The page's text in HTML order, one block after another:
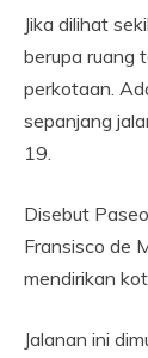
Jika dilihat
berupa ruang
perkotaan.
sepanjang
19.
Disebut
Fransisco de
mendirikan
Jalanan ini